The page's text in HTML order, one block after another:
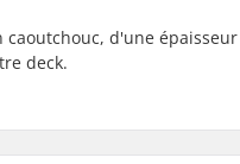
caoutchouc, d'une
deck.